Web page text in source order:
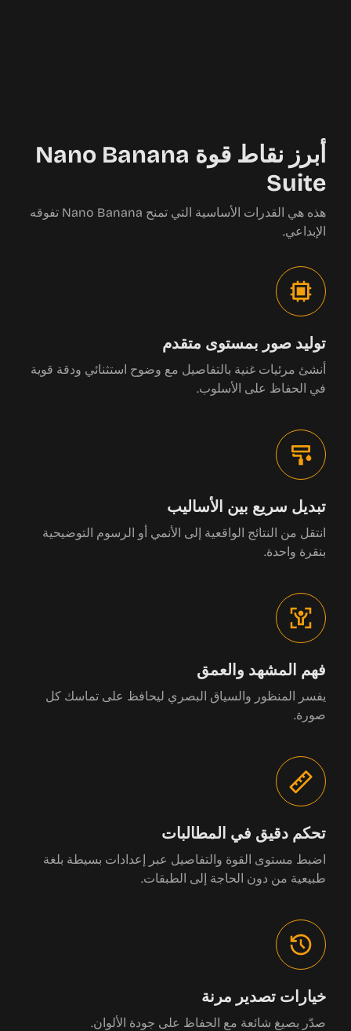
أبرز نقاط قوة Nano Banana
Suite
هذه هي القدرات الأساسية التي تمنح Nano Banana تفوقه
الإبداعي.
توليد صور بمستوى متقدم
أنشئ مرئيات غنية بالتفاصيل مع وضوح استثنائي ودقة قوية
في الحفاظ على الأسلوب.
تبديل سريع بين الأساليب
انتقل من النتائج الواقعية إلى الأنمي أو الرسوم التوضيحية
بنقرة واحدة.
فهم المشهد والعمق
يفسر المنظور والسياق البصري ليحافظ على تماسك كل
صورة.
تحكم دقيق في المطالبات
اضبط مستوى القوة والتفاصيل عبر إعدادات بسيطة بلغة
طبيعية من دون الحاجة إلى الطبقات.
خيارات تصدير مرنة
صدّر بصيغ شائعة مع الحفاظ على جودة الألوان.